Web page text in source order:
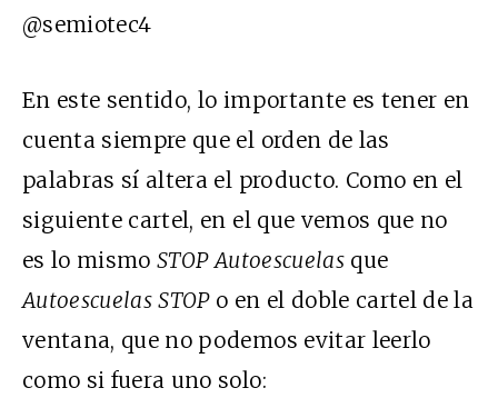
@semiotec4
En este sentido, lo importante es tener en
cuenta siempre que el orden de las
palabras sí altera el producto. Como en el
siguiente cartel, en el que vemos que no
es lo mismoSTOP Autoescuelasque
Autoescuelas STOPo en el doble cartel de la
ventana, que no podemos evitar leerlo
como si fuera uno solo: